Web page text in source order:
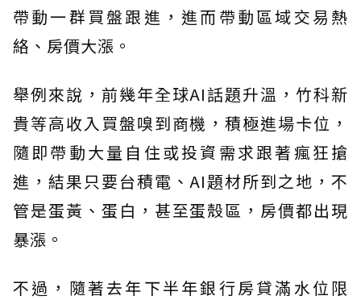
帶動一群買盤跟進，進而帶動區域交易熱
絡、房價大漲。
舉例來說，前幾年全球AI話題升溫，竹科新
貴等高收入買盤嗅到商機，積極進場卡位，
隨即帶動大量自住或投資需求跟著瘋狂搶
進，結果只要台積電、AI題材所到之地，不
管是蛋黃、蛋白，甚至蛋殼區，房價都出現
暴漲。
不過，隨著去年下半年銀行房貸滿水位限